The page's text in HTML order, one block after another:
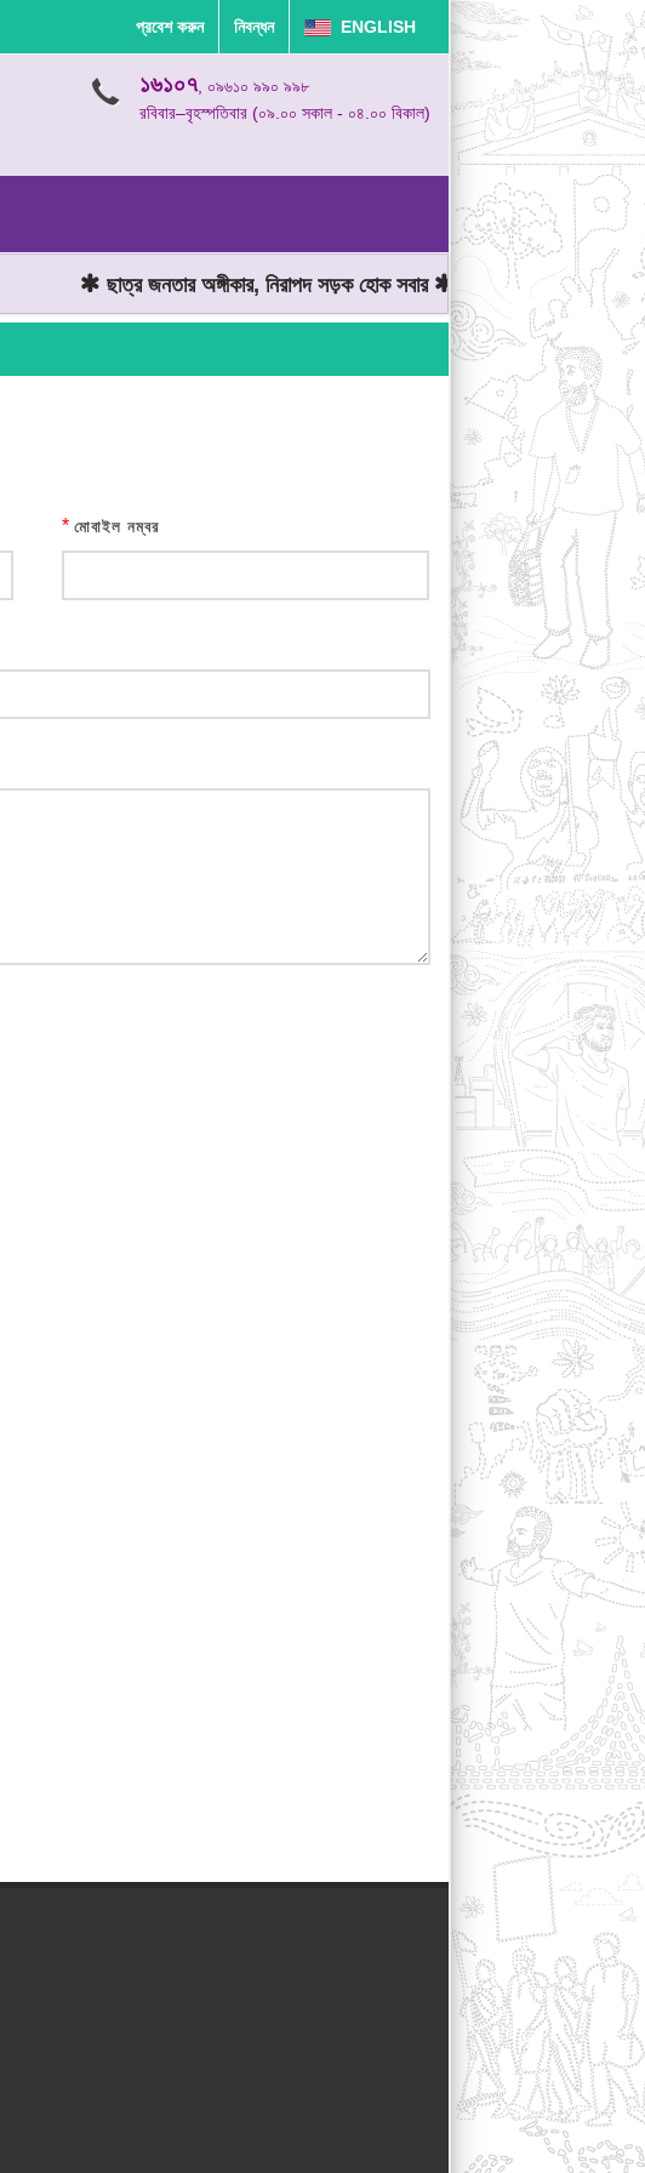
প্রবেশ করুন নিবন্ধন ENGLISH
১৬১০৭, ০৯৬১০ ৯৯০ ৯৯৮
রবিবার–বৃহস্পতিবার (০৯.০০ সকাল - ০৪.০০ বিকাল)
ছাত্র জনতার অঙ্গীকার, নিরাপদ সড়ক হোক সবার মোটরযান চালানোর সময়
* মোবাইল নম্বর